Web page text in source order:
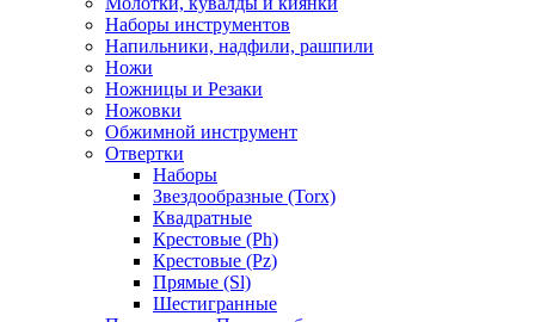
Наборы инструментов
Напильники, надфили, рашпили
Ножи
Ножницы и Резаки
Ножовки
Обжимной инструмент
Отвертки
Наборы
Звездообразные (Torx)
Квадратные
Крестовые (Ph)
Крестовые (Pz)
Прямые (Sl)
Шестигранные